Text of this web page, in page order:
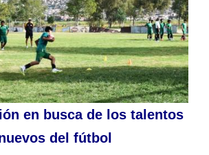
en busca de los talentos
del fútbol